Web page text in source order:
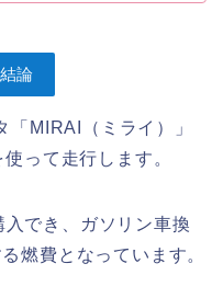
論
MIRAI（ミライ）」
って走行します。
でき、ガソリン車換
燃費となっています。